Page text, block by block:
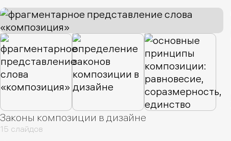
Законы композиции в дизайне
15 слайдов